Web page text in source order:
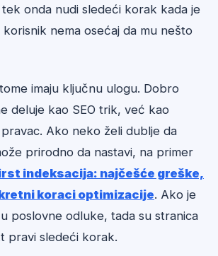
onda nudi sledeći korak kada je
nema osećaj da mu nešto
imaju ključnu ulogu. Dobro
deluje kao SEO trik, već kao
Ako neko želi dublje da
prirodno da nastavi, na primer
indeksacija: najčešće greške,
koraci optimizacije. Ako je
poslovne odluke, tada su stranica
pravi sledeći korak.